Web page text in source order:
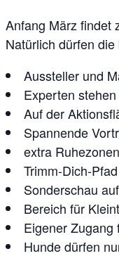
Anfang März findet
Natürlich dürfen
Aussteller und
Experten
Auf der
Spannende
extra
Trimm-Dich-
Sonderschau
Bereich für
Eigener Zugang
Hunde dürfen